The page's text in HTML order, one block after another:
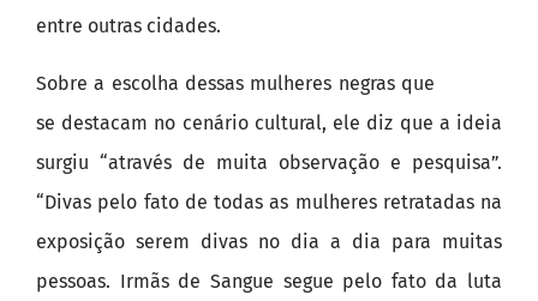
entre outras cidades.
Sobre a escolha dessas mulheres negras que
se destacam no cenário cultural, ele diz que a ideia
surgiu “através de muita observação e pesquisa”.
“Divas pelo fato de todas as mulheres retratadas na
exposição serem divas no dia a dia para muitas
pessoas. Irmãs de Sangue segue pelo fato da luta